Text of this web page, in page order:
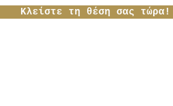
Κλείστε τη θέση σας τώρα!